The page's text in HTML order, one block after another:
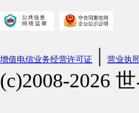
增值电信业务经营许可证 | 营业执
(c)2008-2026